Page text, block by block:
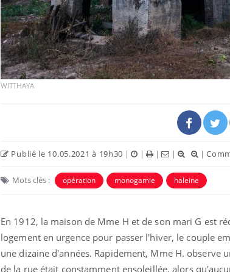
WITTHAYA
Publié le 10.05.2021 à 19h30 | | | | |
Mots clés : opération monogamie haleine
En 1912, la maison de Mme H et de son mari G est
logement en urgence pour passer l'hiver, le couple
une dizaine d'années. Rapidement, Mme H. observe
de la rue était constamment ensoleillée, alors